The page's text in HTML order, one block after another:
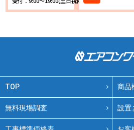
TOP 商品
無料現場調査 設置